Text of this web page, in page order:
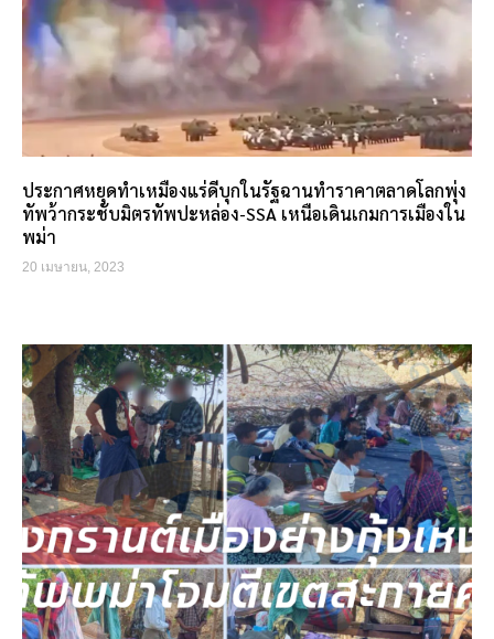
ประกาศหยุดทำเหมืองแร่ดีบุกในรัฐฉานทำราคาตลาดโลกพุ่ง
ทัพว้ากระชับมิตรทัพปะหล่อง-SSA เหนือเดินเกมการเมืองใน
พม่า
20 เมษายน, 2023